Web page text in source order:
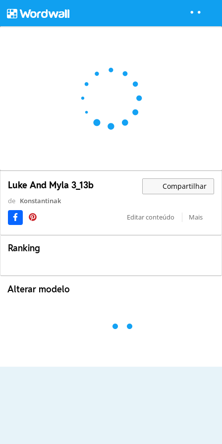
Luke And Myla 3_13b Compartilhar
de Konstantinak
Editar conteúdo
Mais
Ranking
Alterar modelo